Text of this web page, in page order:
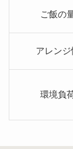
ご飯の
アレンジ
環境負